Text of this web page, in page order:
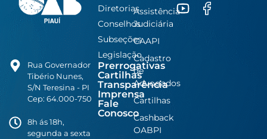
Rua Governador
Tibério Nunes,
S/N Teresina - PI
Cep: 64.000-750
8h ás 18h,
segunda a sexta
Diretorias
Conselhos
Subseções
Legislação
Prerrogativas
Cartilhas
Transparência
Imprensa
Fale
Conosco
Assistência
Judiciária
CAAPI
Cadastro
de
Advogados
Cartilhas
Cashback
OABPI